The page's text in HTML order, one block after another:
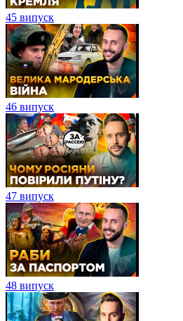
45 випуск
46 випуск
47 випуск
48 випуск